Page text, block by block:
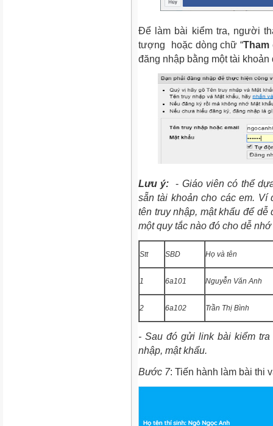
Để làm bài kiểm tra, người
tượng hoặc dòng chữ “Tham
đăng nhập bằng một tài
Lưu ý: - Giáo viên có thể
sẵn tài khoản cho các em. Ví
tên truy nhập, mật khẩu để dễ
một quy tắc nào đó cho dễ
Stt SBD Họ và tên
1 6a101 Nguyễn Văn Anh
2 6a102 Trần Thị Bình
- Sau đó gửi link bài kiểm
nhập, mật khẩu.
Bước 7: Tiến hành làm bài thi